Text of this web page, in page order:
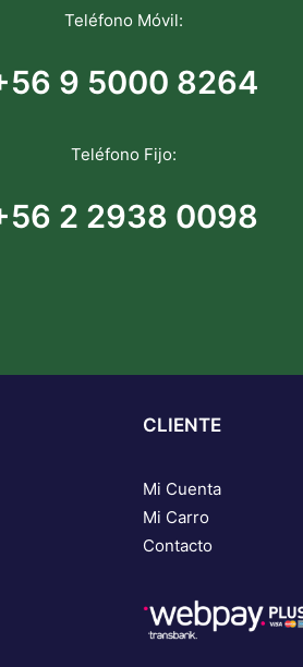
Teléfono Móvil:
9 5000 8264
Teléfono Fijo:
2 2938 0098
CLIENTE
Mi Cuenta
Mi Carro
Contacto